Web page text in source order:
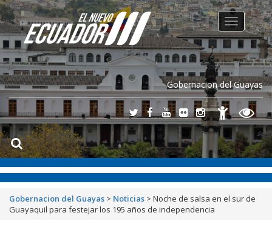
Gobernacion del Guayas
Toggle
navigation
Gobernacion del Guayas > Noticias > Noche de salsa en el sur de
Guayaquil para festejar los 195 años de independencia